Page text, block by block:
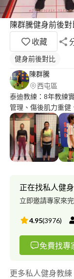
陳群騰健身前後對
收藏
健身前後對比
陳群騰
西屯區
泰迪教練：8年教練
管理、傷後肌力重健、肌肉失衡改善
體適能協會重量訓練
認證 NASM-CES美
正在找私人健
立即邀請專家來
4.95(3976)
免費找專
更多私人健身教練